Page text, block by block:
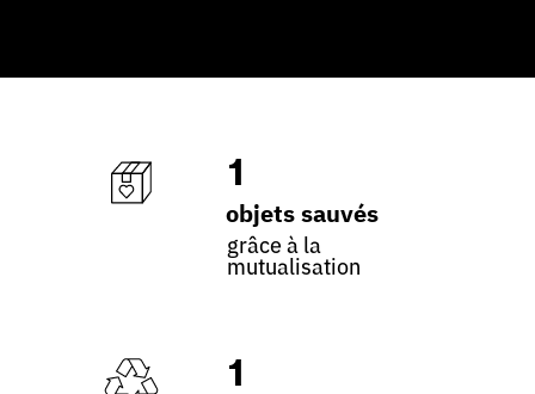
1
objets sauvés
grâce à la
mutualisation
1